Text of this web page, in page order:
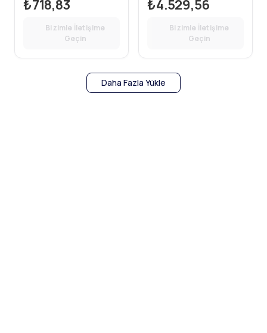
₺718,83
Bizimle İletişime
Geçin
₺4.529,56
Bizimle İletişime
Geçin
Daha Fazla Yükle